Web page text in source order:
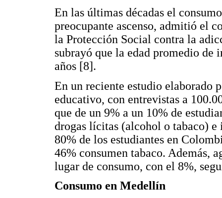
En las últimas décadas el
preocupante ascenso, admitió el
la Protección Social contra la
subrayó que la edad promedio de
años [8].
En un reciente estudio elaborado
educativo, con entrevistas a
que de un 9% a un 10% de
drogas lícitas (alcohol o tabaco)
80% de los estudiantes en
46% consumen tabaco. Además,
lugar de consumo, con el 8%,
Consumo en Medellín